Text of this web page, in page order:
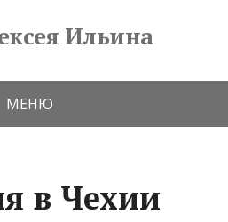
Ильина
МЕНЮ
в Чехии